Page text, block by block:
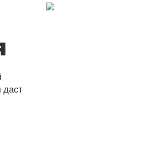
даст